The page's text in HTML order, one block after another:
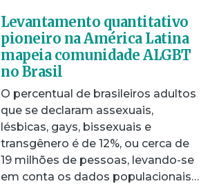
Levantamento quantitativo
pioneiro na América Latina
mapeia comunidade ALGBT
no Brasil
O percentual de brasileiros adultos
que se declaram assexuais,
lésbicas, gays, bissexuais e
transgênero é de 12%, ou cerca de
19 milhões de pessoas, levando-se
em conta os dados populacionais…